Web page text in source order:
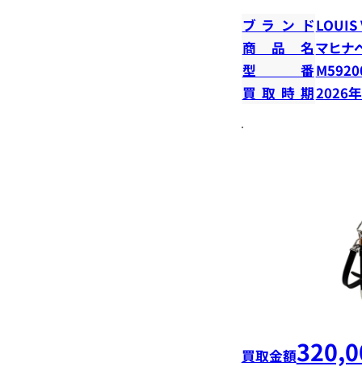
ブランドLOUIS
商品名マヒナ
型番
買取時期2026
買取金額